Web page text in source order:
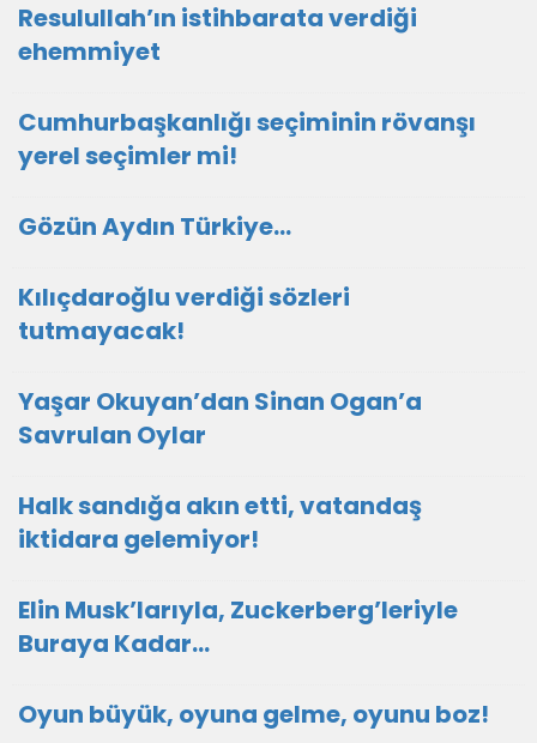
Resulullah’ın istihbarata verdiği
ehemmiyet
Cumhurbaşkanlığı seçiminin rövanşı
yerel seçimler mi!
Gözün Aydın Türkiye…
Kılıçdaroğlu verdiği sözleri
tutmayacak!
Yaşar Okuyan’dan Sinan Ogan’a
Savrulan Oylar
Halk sandığa akın etti, vatandaş
iktidara gelemiyor!
Elin Musk’larıyla, Zuckerberg’leriyle
Buraya Kadar…
Oyun büyük, oyuna gelme, oyunu boz!